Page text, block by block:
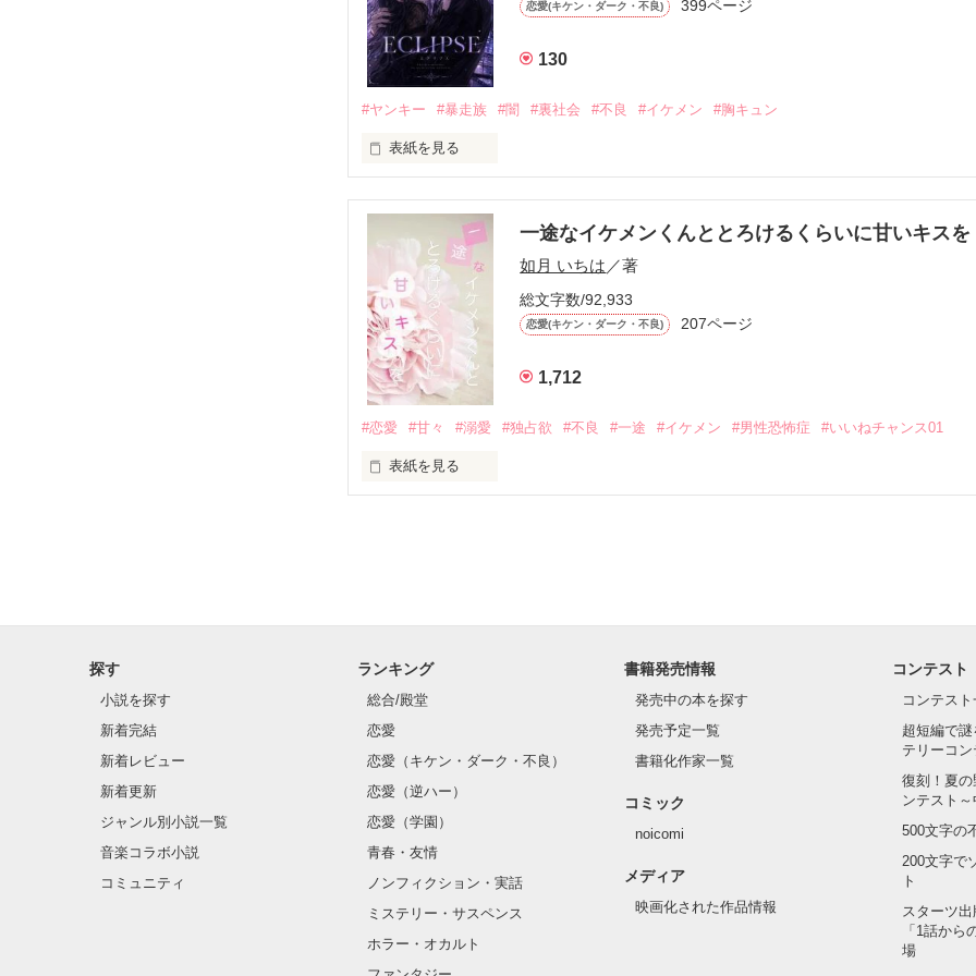
高校生になって再会した彼は、隣の学校で”王子様”と呼ばれる人気者になっていた。
他の女の子には冷たいのに
「澪ちゃん。」
それは止まっていた恋が再び動き始める合図──。
✨.ﾟ･*..☆.｡.:*✨.☆.｡.:. *:ﾟ✨.ﾟ･*..☆.｡.:*✨
人見知りだけど優しい無自覚だけどモテる
冴木澪-SaekiMio
×
基本女子に冷たいのに澪にはわんこ男子になる
篠宮光-ShinomiyaHikaru
✨.ﾟ･*..☆.｡.:*✨.☆.｡.:. *:ﾟ✨.ﾟ･*..☆.｡.:*✨
恋愛(キケン・ダーク・不良) 399ページ
130
#ヤンキー #暴走族 #闇 #裏社会 #不良 #イケメン #胸キュン
表紙を見る
一途なイケメンくんととろけるくらいに甘いキスを
如月 いちは ／著
総文字数/92,933
恋愛(キケン・ダーク・不良) 207ページ
1,712
#恋愛 #甘々 #溺愛 #独占欲 #不良 #一途 #イケメン #男性恐怖症 #いいねチャンス01
表紙を見る
クラス替えをして隣の席になったのは────
金髪に近い明るい髪色
片耳には琥珀色のピアス
ほとんど笑顔なんて見せたことがなくてぶっきらぼう
そんな性格と見た目のせいで学校中のみんなから
探す
小説を探す
新着完結
新着レビュー
新着更新
ジャンル別小説一覧
音楽コラボ小説
コミュニティ
ランキング
総合/殿堂
恋愛
恋愛（キケン・ダーク・不良）
恋愛（逆ハー）
恋愛（学園）
青春・友情
ノンフィクション・実話
ミステリー・サスペンス
ホラー・オカルト
書籍発売情報
発売中の本を探す
発売予定一覧
書籍化作家一覧
コミック
noicomi
メディア
映画化された作品情報
コンテスト
コンテス
超短編で
テリーコ
復刻！夏
ンテスト
500文字の
200文字で
ト
スターツ
「1話から
場